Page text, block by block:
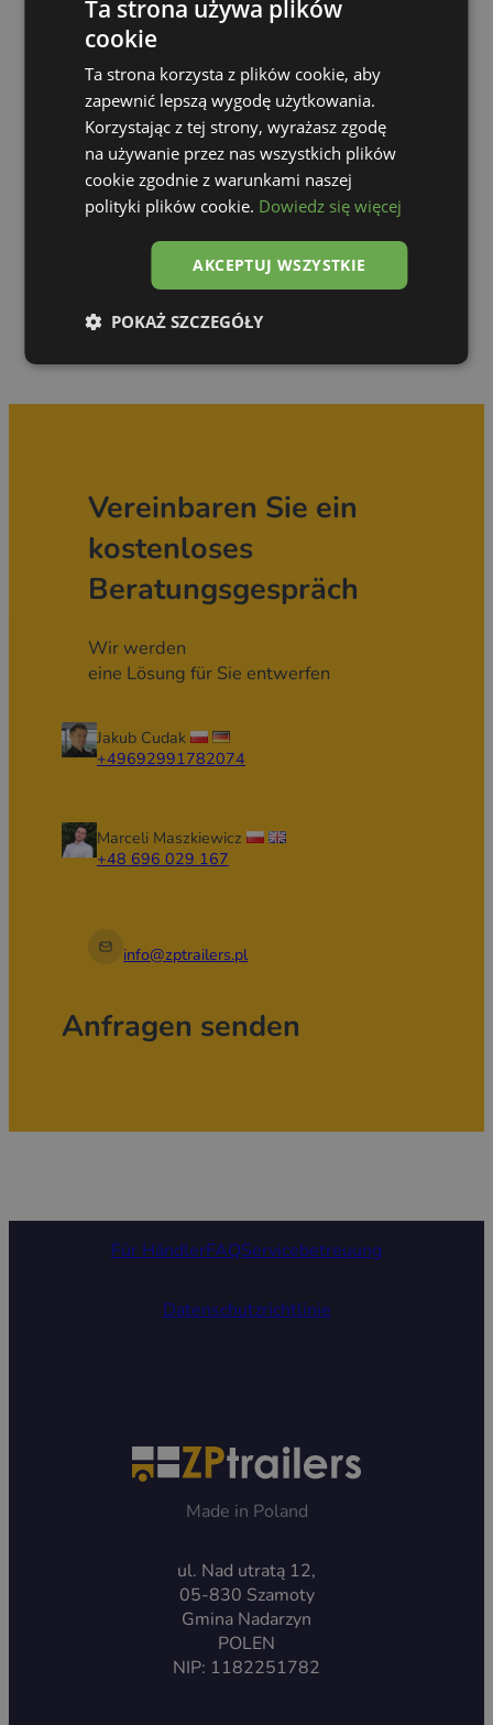
Vereinbaren Sie ein
kostenloses
Beratungsgespräch
Wir werden
eine Lösung für Sie entwerfen
Jakub Cudak
+49692991782074
Marceli Maszkiewicz
+48 696 029 167
info@zptrailers.pl
Anfragen senden
Für HändlerFAQServicebetreuung
Datenschutzrichtlinie
Made in Poland
ul. Nad utratą 12,
05-830 Szamoty
Gmina Nadarzyn
POLEN
NIP: 1182251782
Ta strona używa plików
cookie
Ta strona korzysta z plików cookie, aby
zapewnić lepszą wygodę użytkowania.
Korzystając z tej strony, wyrażasz zgodę
na używanie przez nas wszystkich plików
cookie zgodnie z warunkami naszej
polityki plików cookie. Dowiedz się więcej
AKCEPTUJ WSZYSTKIE
POKAŻ SZCZEGÓŁY